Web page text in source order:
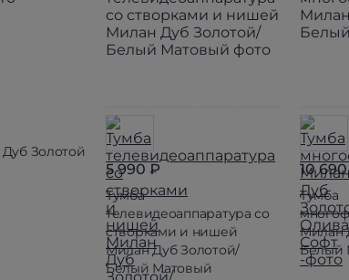
Золотой
5 990 ₽
Тумба
телевидеоаппаратура со
створками и нишей
Милан Дуб Золотой/
Белый Матовый
10
Тумба
Милан
Белый